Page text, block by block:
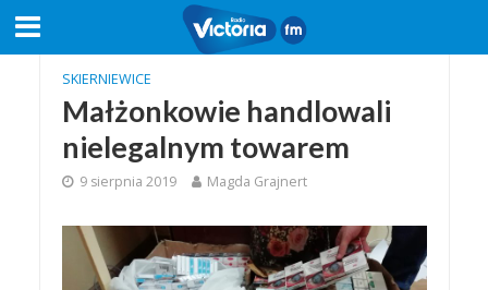
SKIERNIEWICE
Małżonkowie handlowali
nielegalnym towarem
9 sierpnia 2019 Magda Grajnert